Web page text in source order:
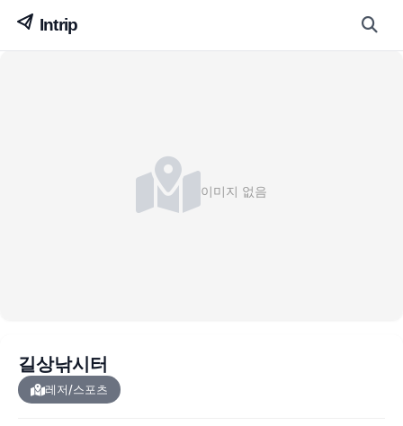
이미지 없음
길상낚시터
레저/스포츠